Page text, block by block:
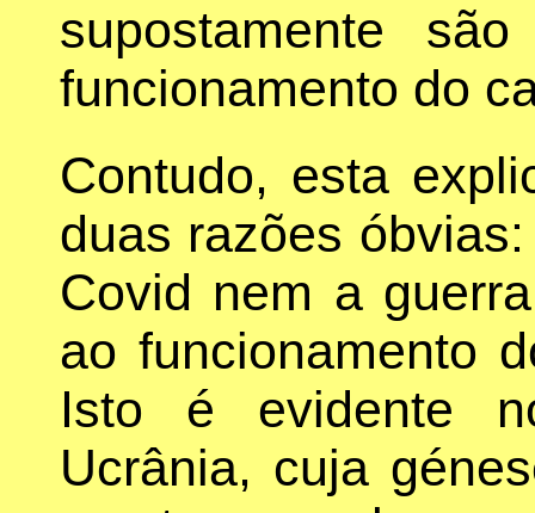
supostamente
funcionamento do
Contudo, esta
duas razões
Covid nem a
ao funcionamento
Isto é evidente
Ucrânia, cuja